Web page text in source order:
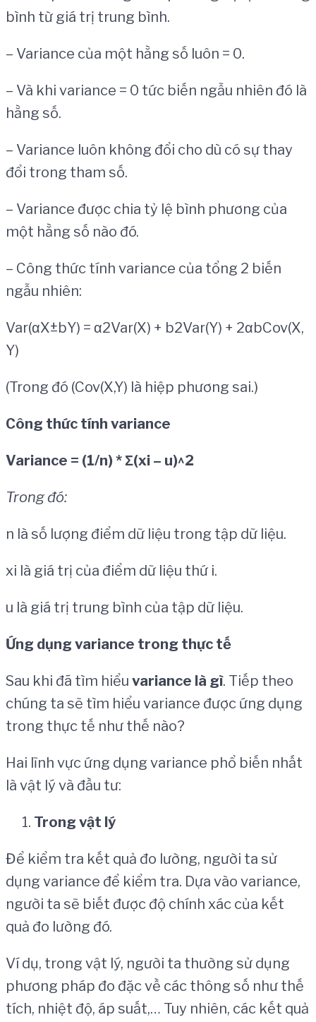
bình từ giá trị trung bình.
– Variance của một hằng số luôn = 0.
– Và khi variance = 0 tức biến ngẫu nhiên đó là
hằng số.
– Variance luôn không đổi cho dù có sự thay
đổi trong tham số.
– Variance được chia tỷ lệ bình phương của
một hằng số nào đó.
– Công thức tính variance của tổng 2 biến
ngẫu nhiên:
Var(αX±bY) = α2Var(X) + b2Var(Y) + 2αbCov(X,
Y)
(Trong đó (Cov(X,Y) là hiệp phương sai.)
Công thức tính variance
Variance = (1/n) * Σ(xi – u)^2
Trong đó:
n là số lượng điểm dữ liệu trong tập dữ liệu.
xi là giá trị của điểm dữ liệu thứ i.
u là giá trị trung bình của tập dữ liệu.
Ứng d ụng variance trong thực tế
Sau khi đã tìm hiểu variance à gì. Tiếp theo
chúng ta sẽ tìm hiểu variance được ứng dụng
trong thực tế như thế nào?
Hai lĩnh vực ứng dụng variance phổ biến nhất
là vật lý và đầu tư:
Trong vật l ý
Để kiểm tra kết quả đo lường, người ta sử
dụng variance để kiểm tra. Dựa vào variance,
người ta sẽ biết được độ chính xác của kết
quả đo lường đó.
Ví dụ, trong vật lý, người ta thường sử dụng
phương pháp đo đặc về các thông số như thế
tích, nhiệt độ, áp suất,… Tuy nhiên, các kết quả